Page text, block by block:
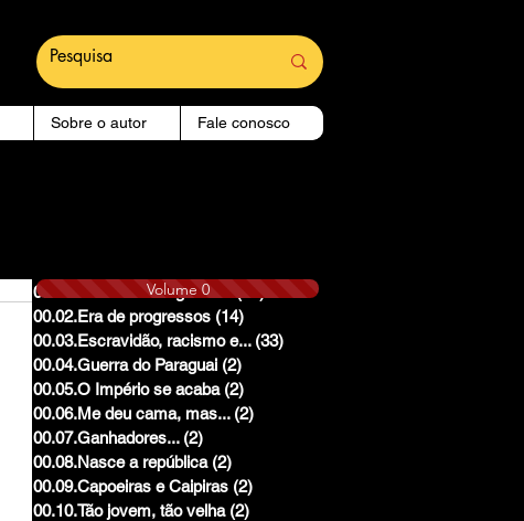
Sobre o autor Fale conosco
00.01.Reinado e Regencias
14 posts
00.02.Era de progressos (14)
00.03.Escravidão, racismo e... (33)
00.04.Guerra do Paraguai (2)
00.05.O Império se acaba (2)
00.06.Me deu cama, mas... (2)
00.07.Ganhadores... (2)
00.08.Nasce a república (2)
00.09.Capoeiras e Caipiras (2)
00.10.Tão jovem, tão velha (2)
Volume 0